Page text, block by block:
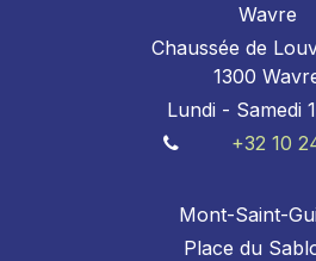
Wavre
Chaussée de
1300
Lundi - Samedi
+32 10
Mont-Saint-
Place du